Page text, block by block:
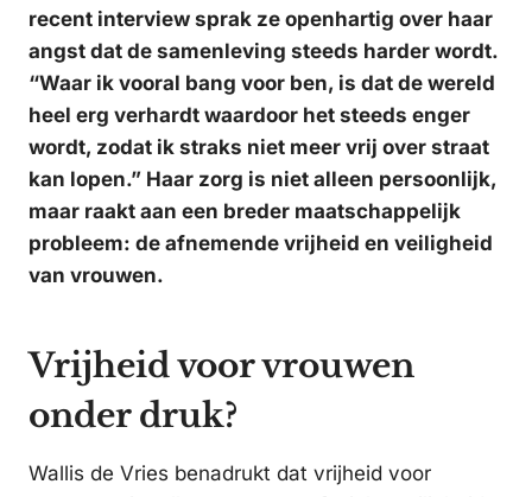
recent interview sprak ze openhartig over haar
angst dat de samenleving steeds harder wordt.
“Waar ik vooral bang voor ben, is dat de wereld
heel erg verhardt waardoor het steeds enger
wordt, zodat ik straks niet meer vrij over straat
kan lopen.” Haar zorg is niet alleen persoonlijk,
maar raakt aan een breder maatschappelijk
probleem: de afnemende vrijheid en veiligheid
van vrouwen.
Vrijheid voor vrouwen
onder druk?
Wallis de Vries benadrukt dat vrijheid voor